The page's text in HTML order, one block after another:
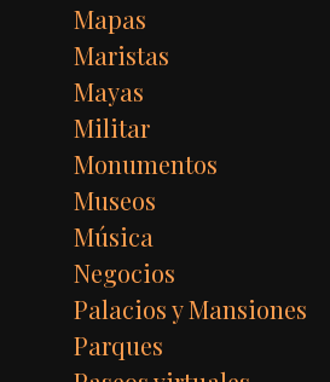
Mapas
Maristas
Mayas
Militar
Monumentos
Museos
Música
Negocios
Palacios y Mansiones
Parques